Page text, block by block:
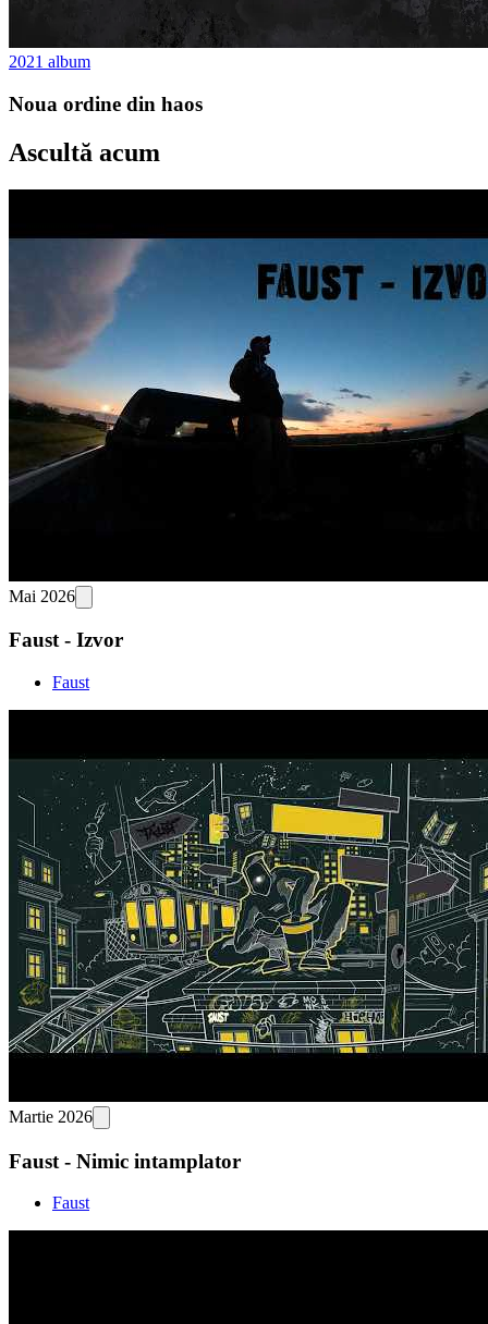
2021 album
Noua ordine din haos
Ascultă acum
Mai 2026
Faust - Izvor
Faust
Martie 2026
Faust - Nimic intamplator
Faust